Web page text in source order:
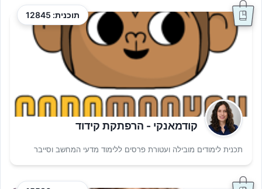
תוכנית: 12845
קודמאנקי - הרפתקת קידוד
תכנית לימודים מובילה ועטורת פרסים ללימוד מדעי המחשב וסייבר